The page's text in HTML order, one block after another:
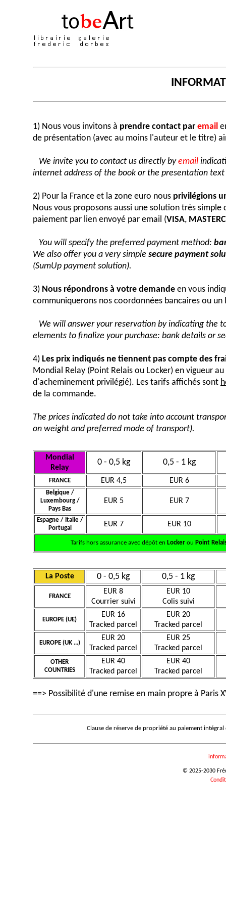
1) Nous vous invitons à prendre contact par email
de présentation (avec au moins l'auteur et le titre)
We invite you to contact us directly byemail
internet address of the book or the presentation
2) Pour la France et la zone euro nous privilégions
Nous vous proposons aussi une solution très simple
paiement par lien envoyé par email (VISA,
You will specify the preferred payment method:
We also offer you a very simple secure payment
(SumUp payment solution).
3) Nous répondrons à votre demande en vous
communiquerons nos coordonnées bancaires ou
We will answer your reservation by indicating the
elements to finalize your purchase: bank details or
4) Les prix indiqués ne tiennent pas compte des
Mondial Relay (Point Relais ou Locker) en vigueur
d'acheminement privilégié). Les tarifs affichés sont
de la commande.
The prices indicated do not take into account
on weight and preferred mode of transport).
Mondial
Relay
0 - 0,5 kg 0,5 - 1 kg
FRANCE EUR 4,5 EUR 6
Belgique /
Luxembourg /
Pays Bas
EUR 5 EUR 7
Espagne / Italie /
Portugal
EUR 7 EUR 10
Tarifs hors assurance avec dépôt en Lockerou Point
La Poste 0 - 0,5 kg 0,5 - 1 kg
FRANCE
EUR 8
Courrier suivi
EUR 10
Colis suivi
EUROPE (UE)
EUR 16
Tracked parcel
EUR 20
Tracked parcel
EUROPE (UK ...)
EUR 20
Tracked parcel
EUR 25
Tracked parcel
OTHER
COUNTRIES
EUR 40
Tracked parcel
EUR 40
Tracked parcel
==> Possibilité d'une remise en main propre à Paris
Clause de réserve de propriété au paiement
© 2025-2030